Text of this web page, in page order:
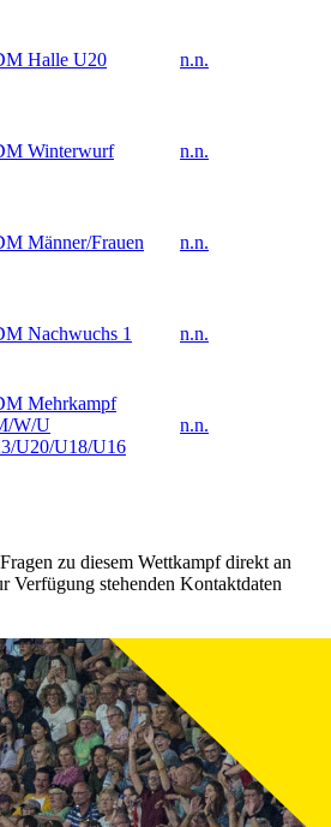
Halle U20 n.n.
Winterwurf n.n.
Männer/Frauen n.n.
Nachwuchs 1 n.n.
Mehrkampf
W/U
U20/U18/U16
n.n.
zu diesem Wettkampf direkt an
Verfügung stehenden Kontaktdaten